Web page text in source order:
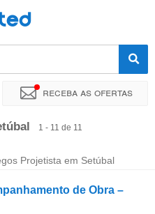
Receba as ofertas
Empresa1 - 11 de 11
Projetista em Setúbal
de Obra –